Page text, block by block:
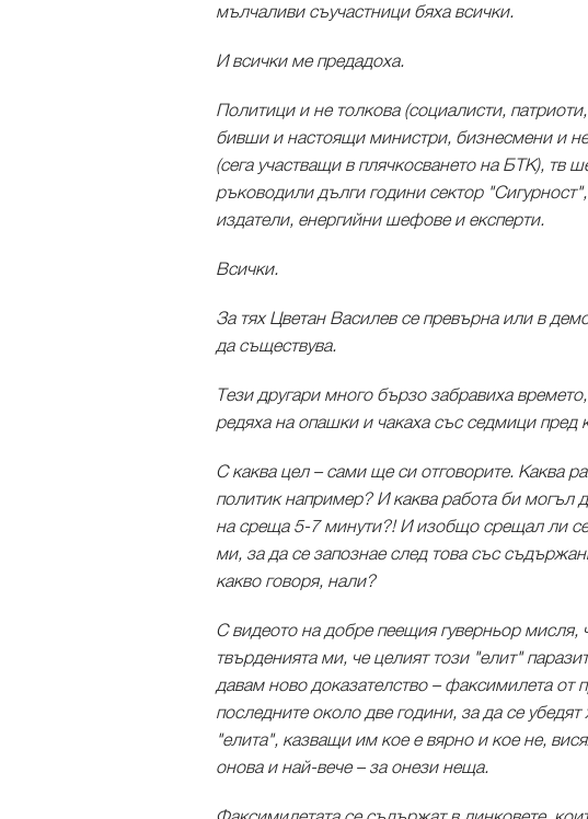
мълчаливи съучастници бяха всички.
И всички ме предадоха.
Политици и не толкова (социалисти,
бивши и настоящи министри, бизнесмени и
(сега участващи в плячкосването на БТК), тв
ръководили дълги години сектор
издатели, енергийни шефове и експерти.
Всички.
За тях Цветан Василев се превърна или в
да съществува.
Тези другари много бързо забравиха
редяха на опашки и чакаха със седмици пред
С каква цел – сами ще си отговорите. Каква
политик например? И каква работа би
на среща 5-7 минути?! И изобщо срещал ли
ми, за да се запознае след това със
какво говоря, нали?
С видеото на добре пеещия гуверньор мисля,
твърденията ми, че целият този "елит"
давам ново доказателство – факсимилета от
последните около две години, за да се убедят
"елита", казващи им кое е вярно и кое не,
онова и най-вече – за онези неща.